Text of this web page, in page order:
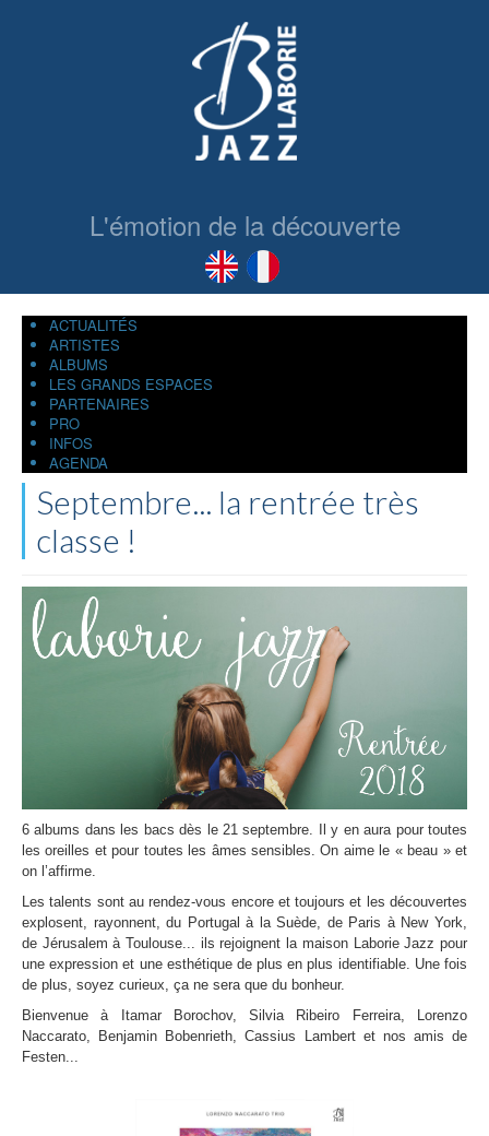
L'émotion de la découverte
ACTUALITÉS
ARTISTES
ALBUMS
LES GRANDS ESPACES
PARTENAIRES
PRO
INFOS
AGENDA
Septembre... la rentrée très
classe !
6 albums dans les bacs dès le 21 septembre. Il y en aura pour toutes
les oreilles et pour toutes les âmes sensibles. On aime le « beau » et
on l’affirme.
Les talents sont au rendez-vous encore et toujours et les découvertes
explosent, rayonnent, du Portugal à la Suède, de Paris à New York,
de Jérusalem à Toulouse... ils rejoignent la maison Laborie Jazz pour
une expression et une esthétique de plus en plus identifiable. Une fois
de plus, soyez curieux, ça ne sera que du bonheur.
Bienvenue à Itamar Borochov, Silvia Ribeiro Ferreira, Lorenzo
Naccarato, Benjamin Bobenrieth, Cassius Lambert et nos amis de
Festen...